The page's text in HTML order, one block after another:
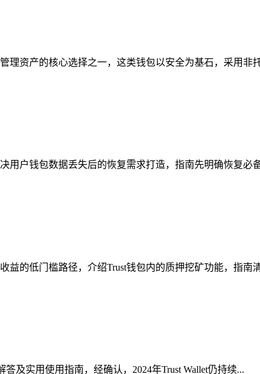
理资产的核心选择之一，这类钱包以安全为基石，采用非
户钱包数据丢失后的恢复需求打造，指南先明确恢复必
益的低门槛路径，介绍Trust钱包内的质押挖矿功能，指南
及实用使用指南，经确认，2024年Trust Wallet仍持续...